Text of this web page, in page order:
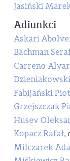
Jasiński
Adiunkci
Askari
Bachman
Carreno
Fabijański
Grzejszczak
Husev
Kopacz Rafał,
Milczarek